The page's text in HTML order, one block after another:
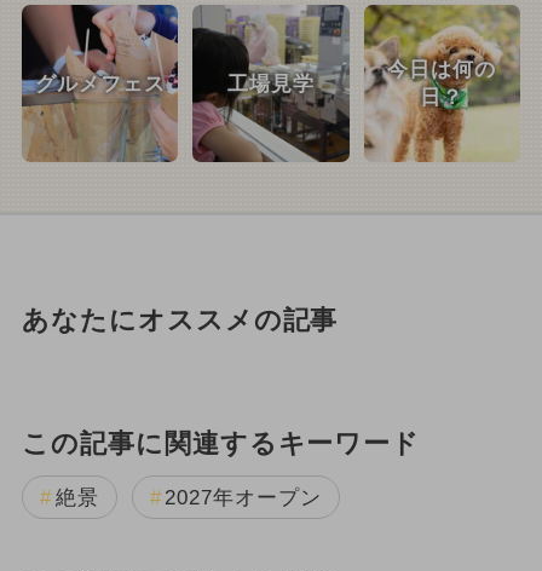
グルメフェス 工場見学
今日は何の
日？
あなたにオススメの記事
この記事に関連するキーワード
絶景 2027年オープン